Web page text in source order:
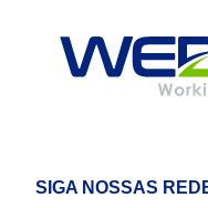
SIGA NOSSAS